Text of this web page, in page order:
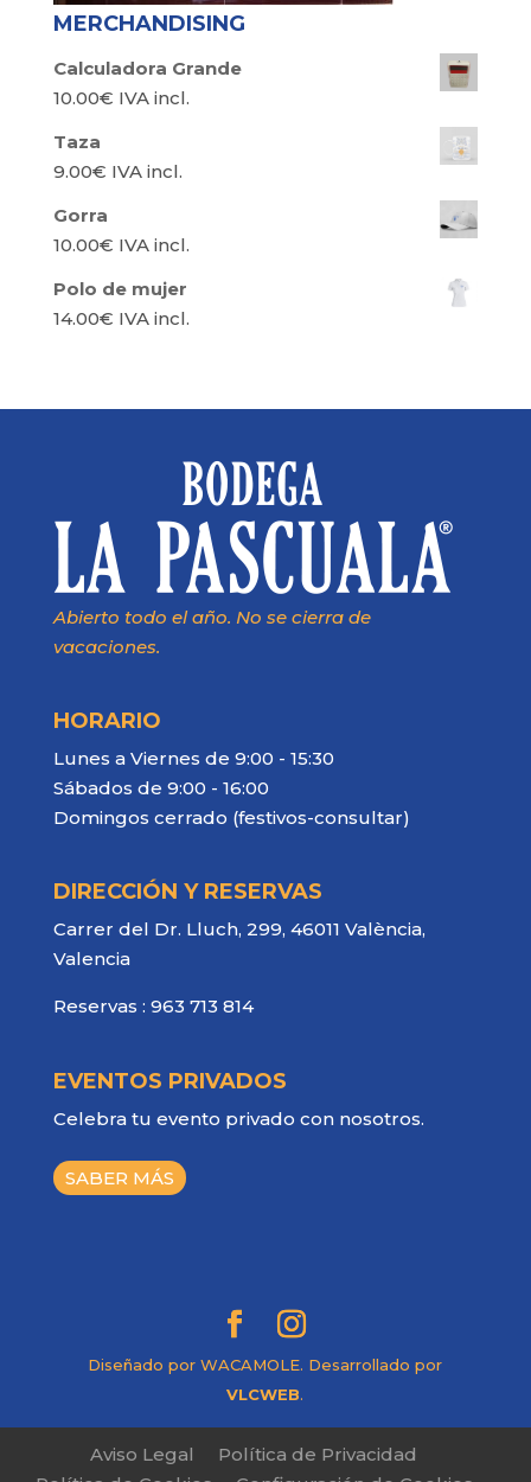
MERCHANDISING
Calculadora Grande
10.00€ IVA incl.
Taza
9.00€ IVA incl.
Gorra
10.00€ IVA incl.
Polo de mujer
14.00€ IVA incl.
Abierto todo el año. No se cierra de
vacaciones.
HORARIO
Lunes a Viernes de 9:00 - 15:30
Sábados de 9:00 - 16:00
Domingos cerrado (festivos-consultar)
DIRECCIÓN Y RESERVAS
Carrer del Dr. Lluch, 299, 46011 València,
Valencia
Reservas : 963 713 814
EVENTOS PRIVADOS
Celebra tu evento privado con nosotros.
SABER MÁS
Diseñado por WACAMOLE. Desarrollado por
VLCWEB.
Aviso Legal
Política de Privacidad